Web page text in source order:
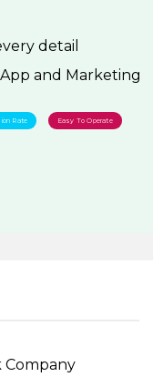
detail
and Marketing
Rate Easy To Operate
Company